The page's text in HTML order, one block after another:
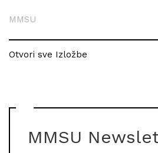
MMSU
Otvori sve Izložbe
MMSU